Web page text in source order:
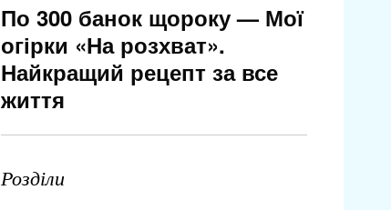
По 300 банок щороку — Мої
огірки «На розхват».
Найкращий рецепт за все
життя
Розділи